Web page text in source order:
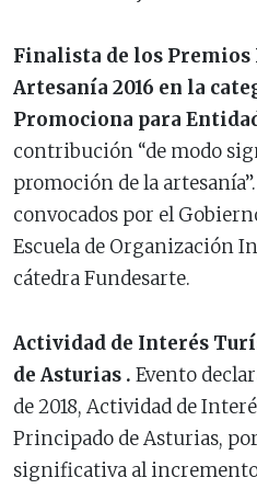
Finalista de los Premios
Artesanía 2016 en la
Promociona para
contribución “de modo
promoción de la
convocados por el
Escuela de Organización
cátedra Fundesarte.
Actividad de Interés
de Asturias . Evento
de 2018, Actividad de
Principado de Asturias,
significativa al